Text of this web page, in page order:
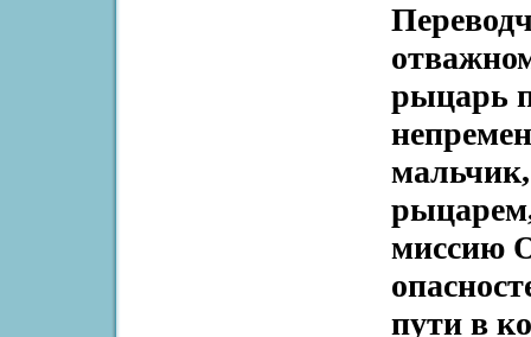
рыцарь
мальчик,
миссию
пути в